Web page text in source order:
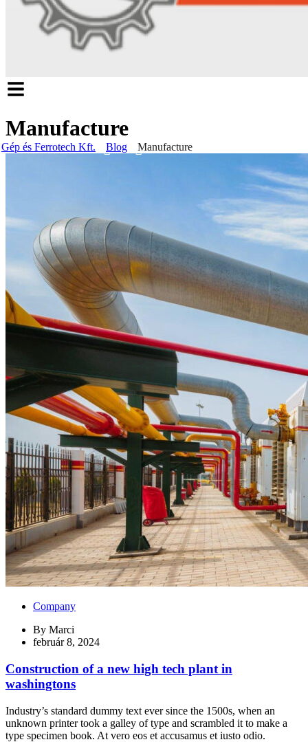
Manufacture
Gép és Ferrotech Kft. Blog Manufacture
Company
By Marci
február 8, 2024
Construction of a new high tech plant in
washingtons
Industry’s standard dummy text ever since the 1500s, when an
unknown printer took a galley of type and scrambled it to make a
type specimen book. At vero eos et accusamus et iusto odio.